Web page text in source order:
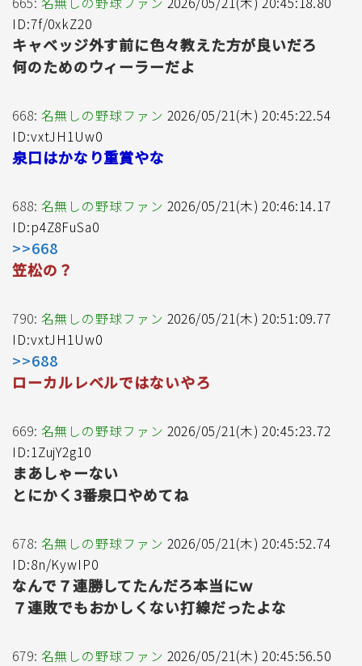
ID:7f/0xkZ20
キャベッジ外す前に色々教えた方が良いだろ
何のためのウィーラーだよ
668: 名無しの野球ファン 2026/05/21(木) 20:45:22.54
ID:vxtJH1Uw0
泉口はかなり重賞やな
688: 名無しの野球ファン 2026/05/21(木) 20:46:14.17
ID:p4Z8FuSa0
>>668
笠松の？
790: 名無しの野球ファン 2026/05/21(木) 20:51:09.77
ID:vxtJH1Uw0
>>688
ローカルレベルではないやろ
669: 名無しの野球ファン 2026/05/21(木) 20:45:23.72
ID:1ZujY2g10
まあしゃーない
とにかく3番泉口やめてね
678: 名無しの野球ファン 2026/05/21(木) 20:45:52.74
ID:8n/KywIP0
なんで７連勝してたんだろ本当にｗ
７連敗でもおかしくない打線だったよな
679: 名無しの野球ファン 2026/05/21(木) 20:45:56.50